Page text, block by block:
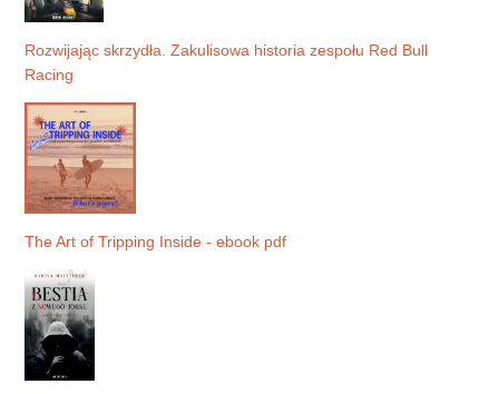
Rozwijając skrzydła. Zakulisowa historia zespołu Red Bull
Racing
The Art of Tripping Inside - ebook pdf